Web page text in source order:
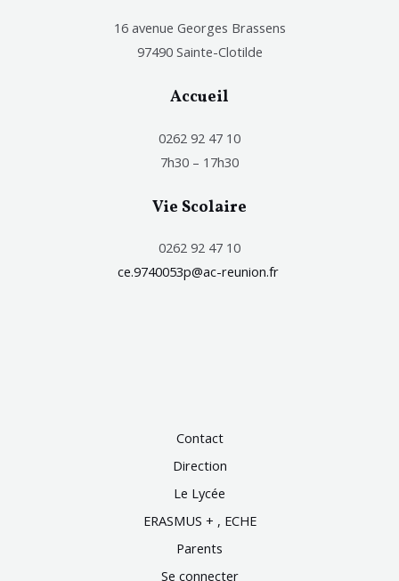
16 avenue Georges Brassens
97490 Sainte-Clotilde
Accueil
0262 92 47 10
7h30 – 17h30
Vie Scolaire
0262 92 47 10
ce.9740053p@ac-reunion.fr
Contact
Direction
Le Lycée
ERASMUS + , ECHE
Parents
Se connecter